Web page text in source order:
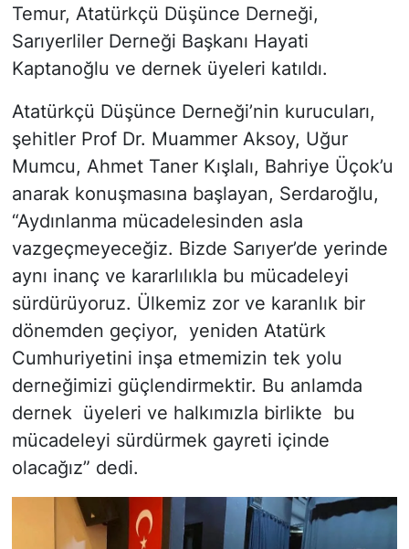
Temur, Atatürkçü Düşünce Derneği,
Sarıyerliler Derneği Başkanı Hayati
Kaptanoğlu ve dernek üyeleri katıldı.
Atatürkçü Düşünce Derneği’nin kurucuları,
şehitler Prof Dr. Muammer Aksoy, Uğur
Mumcu, Ahmet Taner Kışlalı, Bahriye Üçok’u
anarak konuşmasına başlayan, Serdaroğlu,
“Aydınlanma mücadelesinden asla
vazgeçmeyeceğiz. Bizde Sarıyer’de yerinde
aynı inanç ve kararlılıkla bu mücadeleyi
sürdürüyoruz. Ülkemiz zor ve karanlık bir
dönemden geçiyor, yeniden Atatürk
Cumhuriyetini inşa etmemizin tek yolu
derneğimizi güçlendirmektir. Bu anlamda
dernek üyeleri ve halkımızla birlikte bu
mücadeleyi sürdürmek gayreti içinde
olacağız” dedi.